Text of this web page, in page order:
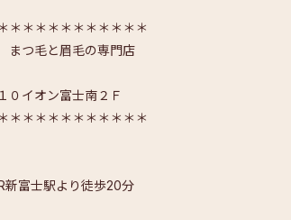
＊＊＊＊＊＊＊＊＊＊＊
つ毛と眉毛の専門店
０イオン富士南２Ｆ
＊＊＊＊＊＊＊＊＊＊＊
新富士駅より徒歩20分